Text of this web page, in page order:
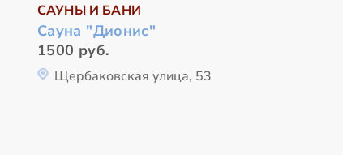
САУНЫ И БАНИ
Сауна "Дионис"
1500 руб.
Щербаковская улица, 53